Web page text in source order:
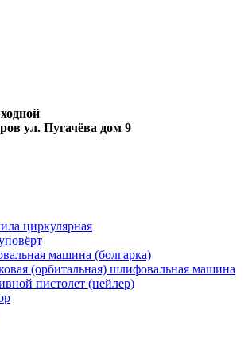
ул. Пугачёва дом 9
циркулярная
машина (болгарка)
(орбитальная) шлифовальная машина
пистолет (нейлер)